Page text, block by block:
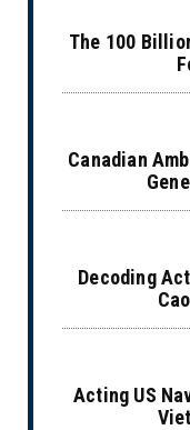
The 100
Canadian
Decoding
Acting US